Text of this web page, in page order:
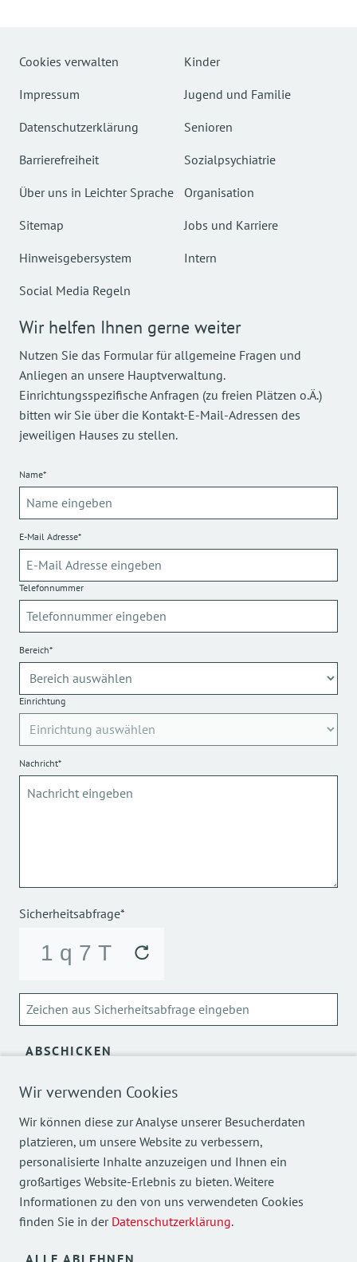
Wir verwenden Cookies
Wir können diese zur Analyse unserer Besucherdaten
platzieren, um unsere Website zu verbessern,
personalisierte Inhalte anzuzeigen und Ihnen ein
großartiges Website-Erlebnis zu bieten. Weitere
Informationen zu den von uns verwendeten Cookies
finden Sie in der Datenschutzerklärung.
ALLE ABLEHNEN
Cookies verwalten
Impressum
Datenschutzerklärung
Barrierefreiheit
Über uns in Leichter Sprache
Sitemap
Hinweisgebersystem
Social Media Regeln
Kinder
Jugend und Familie
Senioren
Sozialpsychiatrie
Organisation
Jobs und Karriere
Intern
Wir helfen Ihnen gerne weiter
Nutzen Sie das Formular für allgemeine Fragen und
Anliegen an unsere Hauptverwaltung.
Einrichtungsspezifische Anfragen (zu freien Plätzen o.Ä.)
bitten wir Sie über die Kontakt-E-Mail-Adressen des
jeweiligen Hauses zu stellen.
Name*
E-Mail Adresse*
Telefonnummer
Bereich*
Einrichtung
Nachricht*
Sicherheitsabfrage*
ABSCHICKEN
Über die Verarbeitung meiner personenbezogenen Daten
Mehr Einblicke in unsere Arbeit finden Sie auch auf
unseren Social Media Kanälen.